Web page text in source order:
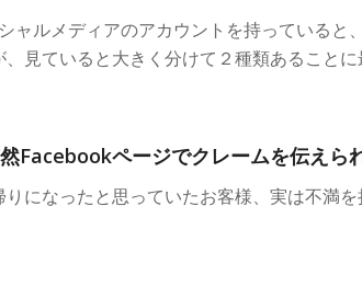
ャルメディアのアカウントを持っていると
見ていると大きく分けて２種類あることに
Facebookページでクレームを伝えら
になったと思っていたお客様、実は不満